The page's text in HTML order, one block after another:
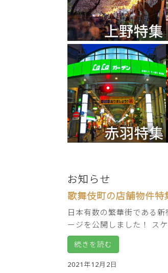
お知らせ
歌舞伎町の店舗物件特
日本有数の繁華街である
ージを公開しました！ ス
続きを読む
2021年12月2日